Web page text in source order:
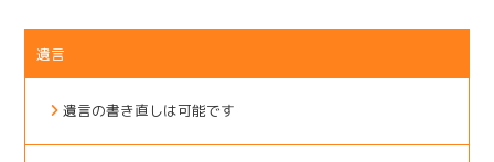
遺言
遺言の書き直しは可能です